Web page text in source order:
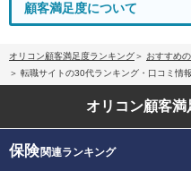
顧客満足度について
オリコン顧客満足度ランキング おすすめ
転職サイトの30代ランキング・口コミ情報
オリコン顧客満
保険関連ランキング